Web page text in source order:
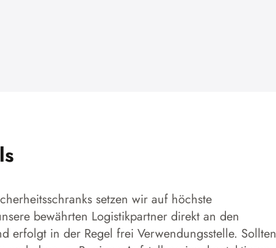
setzen wir auf höchste
bewährten Logistikpartner direkt an den
erfolgt in der Regel frei Verwendungsstelle. Sollten